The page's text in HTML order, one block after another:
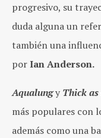
progresivo, su
duda alguna un
también una
porIan Anderson.
Aqualungy Thick
más populares con
además como una